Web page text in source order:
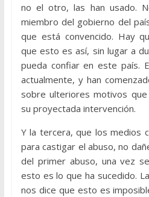
no el otro, las han usado.
miembro del gobierno del
que está convencido. Hay
que esto es así, sin lugar a
pueda confiar en este país.
actualmente, y han
sobre ulteriores motivos que
su proyectada intervención.
Y la tercera, que los medios
para castigar el abuso, no
del primer abuso, una vez
esto es lo que ha sucedido.
nos dice que esto es